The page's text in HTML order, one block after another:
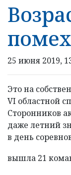
25 июня 2019,
Это на
VI областной
Сторонников
даже летний
в день
вышла 21